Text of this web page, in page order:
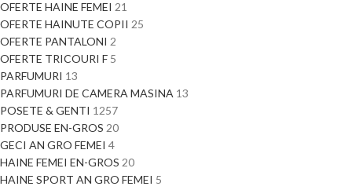
OFERTE HAINE FEMEI 21
OFERTE HAINUTE COPII 25
OFERTE PANTALONI 2
OFERTE TRICOURI F 5
PARFUMURI 13
PARFUMURI DE CAMERA MASINA 13
POSETE & GENTI 1257
PRODUSE EN-GROS 20
GECI AN GRO FEMEI 4
HAINE FEMEI EN-GROS 20
HAINE SPORT AN GRO FEMEI 5